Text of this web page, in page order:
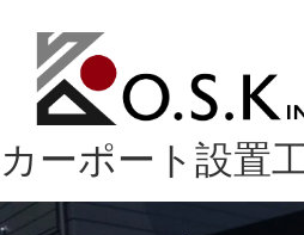
カーポート設置